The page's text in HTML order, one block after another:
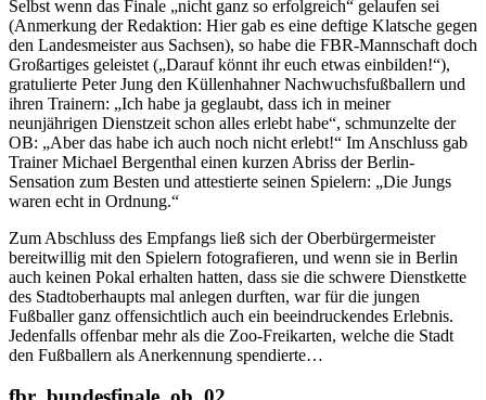
Selbst wenn das Finale „nicht ganz so erfolgreich“ gelaufen sei
(Anmerkung der Redaktion: Hier gab es eine deftige Klatsche gegen
den Landesmeister aus Sachsen), so habe die FBR-Mannschaft doch
Großartiges geleistet („Darauf könnt ihr euch etwas einbilden!“),
gratulierte Peter Jung den Küllenhahner Nachwuchsfußballern und
ihren Trainern: „Ich habe ja geglaubt, dass ich in meiner
neunjährigen Dienstzeit schon alles erlebt habe“, schmunzelte der
OB: „Aber das habe ich auch noch nicht erlebt!“ Im Anschluss gab
Trainer Michael Bergenthal einen kurzen Abriss der Berlin-
Sensation zum Besten und attestierte seinen Spielern: „Die Jungs
waren echt in Ordnung.“
Zum Abschluss des Empfangs ließ sich der Oberbürgermeister
bereitwillig mit den Spielern fotografieren, und wenn sie in Berlin
auch keinen Pokal erhalten hatten, dass sie die schwere Dienstkette
des Stadtoberhaupts mal anlegen durften, war für die jungen
Fußballer ganz offensichtlich auch ein beeindruckendes Erlebnis.
Jedenfalls offenbar mehr als die Zoo-Freikarten, welche die Stadt
den Fußballern als Anerkennung spendierte…